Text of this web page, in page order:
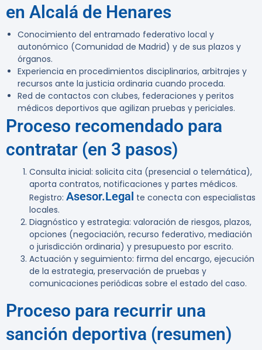
en Alcalá de Henares
Conocimiento del entramado federativo local y
autonómico (Comunidad de Madrid) y de sus plazos y
órganos.
Experiencia en procedimientos disciplinarios, arbitrajes y
recursos ante la justicia ordinaria cuando proceda.
Red de contactos con clubes, federaciones y peritos
médicos deportivos que agilizan pruebas y periciales.
Proceso recomendado para
contratar (en 3 pasos)
Consulta inicial: solicita cita (presencial o telemática),
aporta contratos, notificaciones y partes médicos.
Registro: Asesor.Legal te conecta con especialistas
locales.
Diagnóstico y estrategia: valoración de riesgos, plazos,
opciones (negociación, recurso federativo, mediación
o jurisdicción ordinaria) y presupuesto por escrito.
Actuación y seguimiento: firma del encargo, ejecución
de la estrategia, preservación de pruebas y
comunicaciones periódicas sobre el estado del caso.
Proceso para recurrir una
sanción deportiva (resumen)